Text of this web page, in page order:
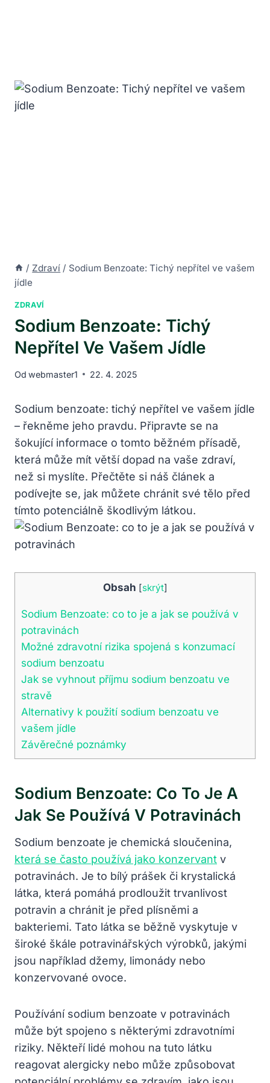
/ Zdraví / Sodium Benzoate: Tichý nepřítel ve vašem
jídle
ZDRAVÍ
Sodium Benzoate: Tichý
Nepřítel Ve Vašem Jídle
Od webmaster1 22. 4. 2025
Sodium benzoate: tichý nepřítel ve vašem jídle
– řekněme jeho pravdu. Připravte se na
šokující informace o tomto běžném přísadě,
která může mít větší dopad na vaše zdraví,
než si myslíte. Přečtěte si náš článek a
podívejte se, jak můžete chránit své tělo před
tímto potenciálně škodlivým látkou.
Obsah [skrýt]
Sodium Benzoate: co to je a jak se používá v
potravinách
Možné zdravotní rizika spojená s konzumací
sodium benzoatu
Jak se vyhnout příjmu sodium benzoatu ve
stravě
Alternativy k použití sodium benzoatu ve
vašem jídle
Závěrečné poznámky
Sodium Benzoate: Co To Je A
Jak Se Používá V Potravinách
Sodium benzoate je chemická sloučenina,
která se často používá jako konzervant v
potravinách. Je to bílý prášek či krystalická
látka, která pomáhá prodloužit trvanlivost
potravin a chránit je před plísněmi a
bakteriemi. Tato látka se běžně vyskytuje v
široké škále potravinářských výrobků, jakými
jsou například džemy, limonády nebo
konzervované ovoce.
Používání sodium benzoate v potravinách
může být spojeno s některými zdravotními
riziky. Někteří lidé mohou na tuto látku
reagovat alergicky nebo může způsobovat